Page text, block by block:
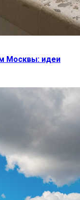
Москвы: идеи